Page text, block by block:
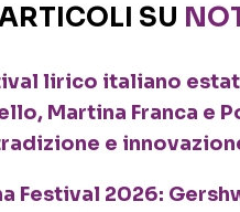
SU
lirico italiano
Martina Franca e
e
Festival 2026: